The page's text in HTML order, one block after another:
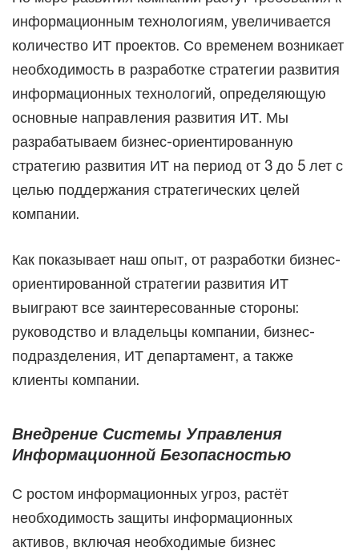
информационным технологиям, увеличивается
количество ИТ проектов. Со временем возникает
необходимость в разработке стратегии развития
информационных технологий, определяющую
основные направления развития ИТ. Мы
разрабатываем бизнес-ориентированную
стратегию развития ИТ на период от 3 до 5 лет с
целью поддержания стратегических целей
компании.
Как показывает наш опыт, от разработки бизнес-
ориентированной стратегии развития ИТ
выиграют все заинтересованные стороны:
руководство и владельцы компании, бизнес-
подразделения, ИТ департамент, а также
клиенты компании.
Внедрение Системы Управления
Информационной Безопасностью
С ростом информационных угроз, растёт
необходимость защиты информационных
активов, включая необходимые бизнес